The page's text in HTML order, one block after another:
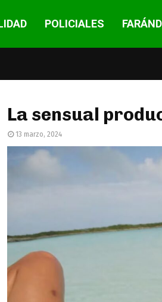
POLICIALES
La sensual
13 marzo, 2024